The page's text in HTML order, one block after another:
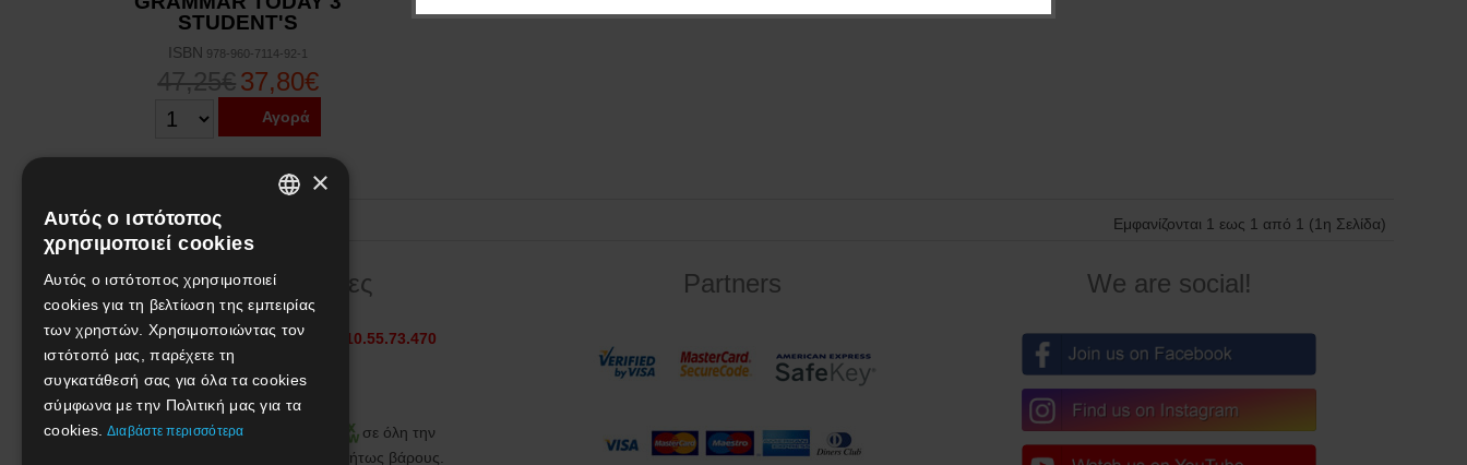
STUDENT'S
ISBN 978-960-7114-92-1
47,25€37,80€
Αγορά
Εμφανίζονται 1 εως 1 από 1 (1η Σελίδα)
Πληροφορίες
Τηλεφωνικές παραγγελίες στο
210.55.73.470
Σε όλες τις τιμές παρέχεται
έκπτωση 20%
Αποστολή με
σε όλη την
, ανεξαρτήτως βάρους.
Partners We are social!
×
Αυτός ο ιστότοπος
χρησιμοποιεί cookies
Αυτός ο ιστότοπος χρησιμοποιεί
cookies για τη βελτίωση της εμπειρίας
των χρηστών. Χρησιμοποιώντας τον
ιστότοπό μας, παρέχετε τη
συγκατάθεσή σας για όλα τα cookies
σύμφωνα με την Πολιτική μας για τα
cookies. Διαβάστε περισσότερα